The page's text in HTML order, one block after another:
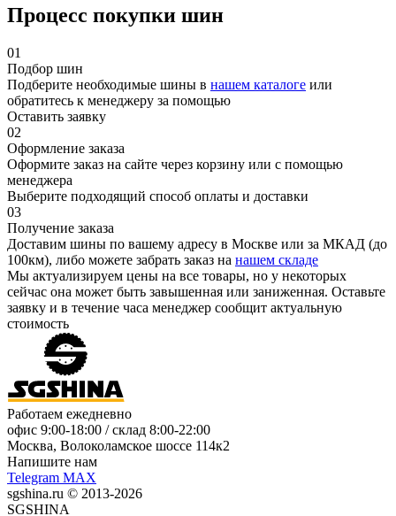
Процесс покупки шин
01
Подбор шин
Подберите необходимые шины в нашем каталоге или
обратитесь к менеджеру за помощью
Оставить заявку
02
Оформление заказа
Оформите заказ на сайте через корзину или с помощью
менеджера
Выберите подходящий способ оплаты и доставки
03
Получение заказа
Доставим шины по вашему адресу в Москве или за МКАД (до
100км), либо можете забрать заказ на нашем складе
Мы актуализируем цены на все товары, но у некоторых
сейчас она может быть завышенная или заниженная. Оставьте
заявку и в течение часа менеджер сообщит актуальную
стоимость
Работаем ежедневно
офис 9:00-18:00 / склад 8:00-22:00
Москва, Волоколамское шоссе 114к2
Напишите нам
Telegram MAX
sgshina.ru © 2013-2026
SGSHINA